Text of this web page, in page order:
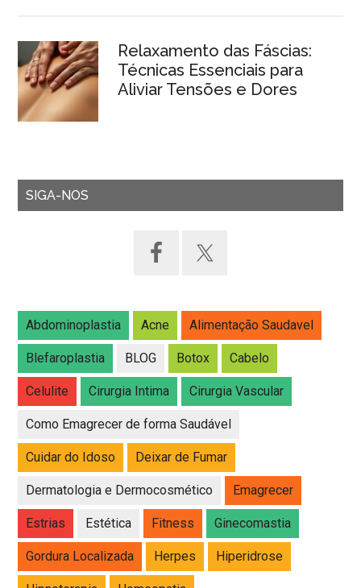
Relaxamento das Fáscias:
Técnicas Essenciais para
Aliviar Tensões e Dores
SIGA-NOS
Abdominoplastia Acne Alimentação Saudavel
Blefaroplastia BLOG Botox Cabelo
Celulite Cirurgia Intima Cirurgia Vascular
Como Emagrecer de forma Saudável
Cuidar do Idoso Deixar de Fumar
Dermatologia e Dermocosmético Emagrecer
Estrias Estética Fitness Ginecomastia
Gordura Localizada Herpes Hiperidrose